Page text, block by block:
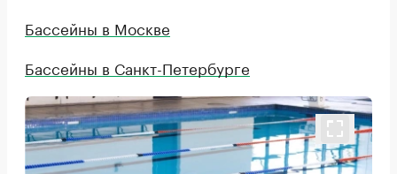
Бассейны в Москве
Бассейны в Санкт-Петербурге